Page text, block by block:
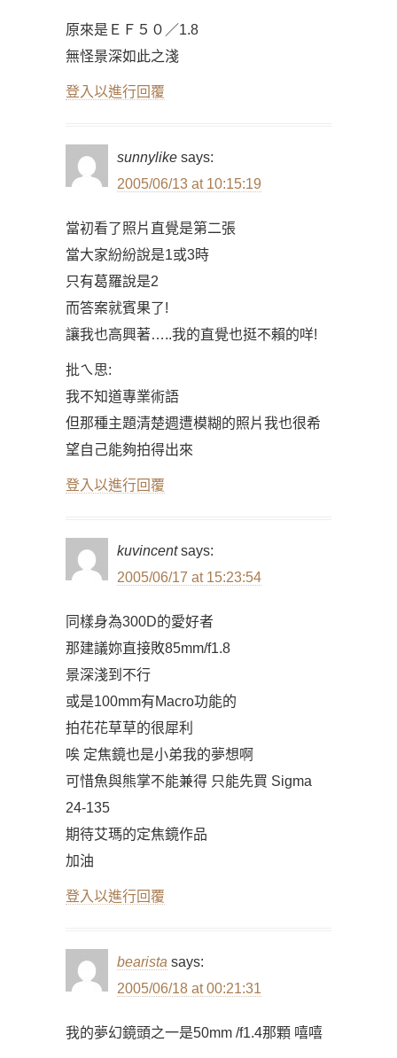
原來是ＥＦ５０／1.8
無怪景深如此之淺
登入以進行回覆
sunnylike says:
2005/06/13 at 10:15:19
當初看了照片直覺是第二張
當大家紛紛說是1或3時
只有葛羅說是2
而答案就賓果了!
讓我也高興著…..我的直覺也挺不賴的咩!
批ㄟ思:
我不知道專業術語
但那種主題清楚週遭模糊的照片我也很希
望自己能夠拍得出來
登入以進行回覆
kuvincent says:
2005/06/17 at 15:23:54
同樣身為300D的愛好者
那建議妳直接敗85mm/f1.8
景深淺到不行
或是100mm有Macro功能的
拍花花草草的很犀利
唉 定焦鏡也是小弟我的夢想啊
可惜魚與熊掌不能兼得 只能先買 Sigma
24-135
期待艾瑪的定焦鏡作品
加油
登入以進行回覆
bearista says:
2005/06/18 at 00:21:31
我的夢幻鏡頭之一是50mm /f1.4那顆 嘻嘻